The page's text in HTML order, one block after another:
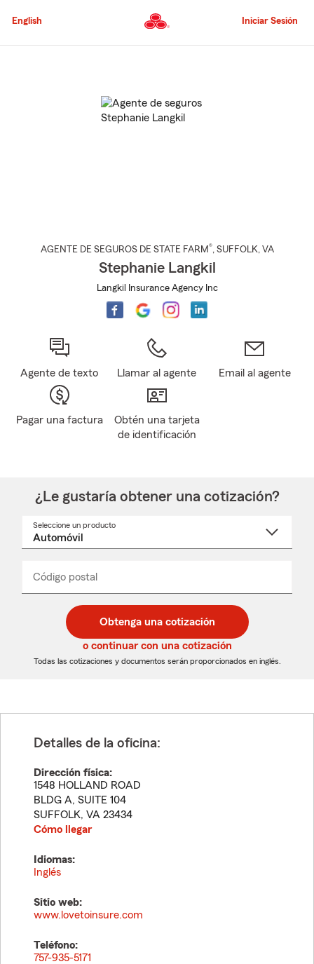
al
principal
English Iniciar Sesión
AGENTE DE SEGUROS DE STATE FARM®, SUFFOLK, VA
Stephanie Langkil
Langkil Insurance Agency Inc
Agente de texto Llamar al agente Email al agente
Pagar una factura
Obtén una tarjeta
de identificación
¿Le gustaría obtener una cotización?
Seleccione un producto
desplegable
Código postal
de
5
dígitos
de
5
dígitos
_____
Obtenga una cotización
o continuar con una cotización
Todas las cotizaciones y documentos serán proporcionados en inglés.
Detalles de la oficina:
Dirección física:
1548 HOLLAND ROAD
BLDG A, SUITE 104
SUFFOLK, VA 23434
Cómo llegar
Idiomas:
Inglés
Sitio web:
www.lovetoinsure.com
Teléfono:
757-935-5171